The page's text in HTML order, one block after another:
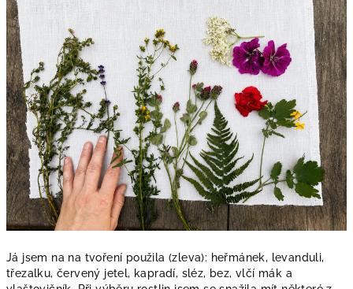
Já jsem na na tvoření použila (zleva): heřmánek, levanduli,
třezalku, červený jetel, kapradí, sléz, bez, vlčí mák a